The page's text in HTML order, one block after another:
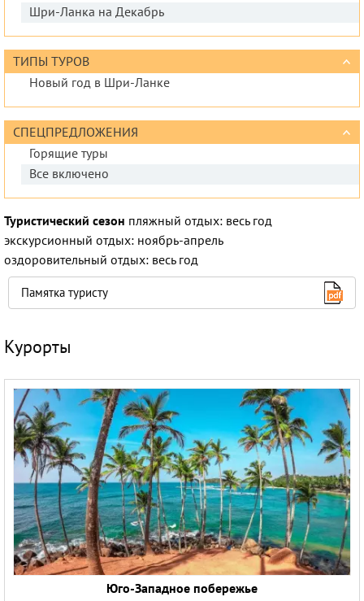
Шри-Ланка на Декабрь
ТИПЫ ТУРОВ
Новый год в Шри-Ланке
СПЕЦПРЕДЛОЖЕНИЯ
Горящие туры
Все включено
Туристический сезон пляжный отдых: весь год
экскурсионный отдых: ноябрь-апрель
оздоровительный отдых: весь год
Памятка туристу
Курорты
Юго-Западное побережье